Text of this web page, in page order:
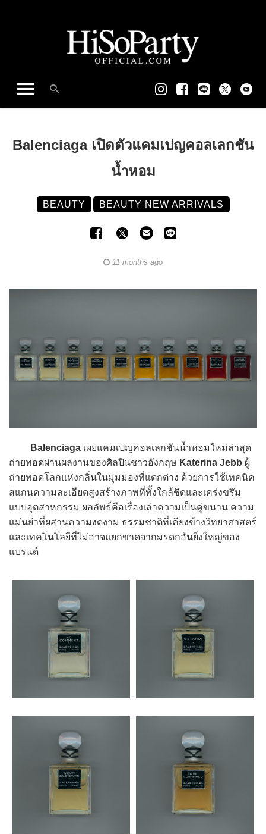
Balenciaga เปิดตัวแคมเปญคอลเลกชัน
น้ำหอม
BEAUTY BEAUTY NEW ARRIVALS
11 months ago
Balenciaga เผยแคมเปญคอลเลกชันน้ำหอมใหม่ล่าสุด
ถ่ายทอดผ่านผลงานของศิลปินชาวอังกฤษ Katerina Jebb ผู้
ถ่ายทอดโลกแห่งกลิ่นในมุมมองที่แตกต่าง ด้วยการใช้เทคนิค
สแกนความละเอียดสูงสร้างภาพที่ทั้งใกล้ชิดและเคร่งขรึม
แบบอุตสาหกรรม ผลลัพธ์คือเรื่องเล่าความเป็นคู่ขนาน ความ
แม่นยำที่ผสานความงดงาม ธรรมชาติที่เคียงข้างวิทยาศาสตร์
และเทคโนโลยีที่ไม่อาจแยกขาดจากมรดกอันยิ่งใหญ่ของ
แบรนด์